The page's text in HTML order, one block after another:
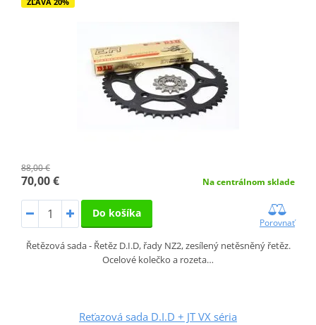
88,00 €
70,00 € Na centrálnom sklade
Do košíka
Porovnať
Řetězová sada - Řetěz D.I.D, řady NZ2, zesílený netěsněný řetěz.
Ocelové kolečko a rozeta…
Reťazová sada D.I.D + JT VX séria